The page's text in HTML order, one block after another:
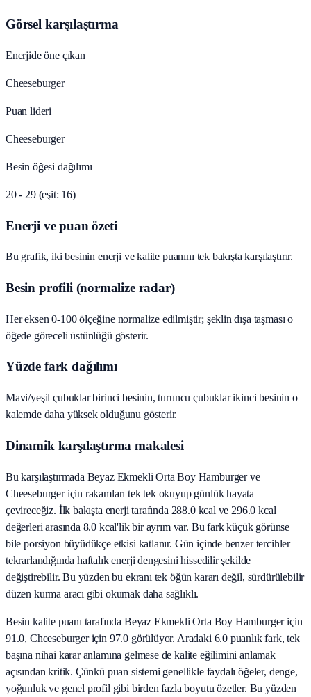
Görsel karşılaştırma
Enerjide öne çıkan
Cheeseburger
Puan lideri
Cheeseburger
Besin öğesi dağılımı
20 - 29 (eşit: 16)
Enerji ve puan özeti
Bu grafik, iki besinin enerji ve kalite puanını tek bakışta karşılaştırır.
Besin profili (normalize radar)
Her eksen 0-100 ölçeğine normalize edilmiştir; şeklin dışa taşması o
öğede göreceli üstünlüğü gösterir.
Yüzde fark dağılımı
Mavi/yeşil çubuklar birinci besinin, turuncu çubuklar ikinci besinin o
kalemde daha yüksek olduğunu gösterir.
Dinamik karşılaştırma makalesi
Bu karşılaştırmada Beyaz Ekmekli Orta Boy Hamburger ve
Cheeseburger için rakamları tek tek okuyup günlük hayata
çevireceğiz. İlk bakışta enerji tarafında 288.0 kcal ve 296.0 kcal
değerleri arasında 8.0 kcal'lik bir ayrım var. Bu fark küçük görünse
bile porsiyon büyüdükçe etkisi katlanır. Gün içinde benzer tercihler
tekrarlandığında haftalık enerji dengesini hissedilir şekilde
değiştirebilir. Bu yüzden bu ekranı tek öğün kararı değil, sürdürülebilir
düzen kurma aracı gibi okumak daha sağlıklı.
Besin kalite puanı tarafında Beyaz Ekmekli Orta Boy Hamburger için
91.0, Cheeseburger için 97.0 görülüyor. Aradaki 6.0 puanlık fark, tek
başına nihai karar anlamına gelmese de kalite eğilimini anlamak
açısından kritik. Çünkü puan sistemi genellikle faydalı öğeler, denge,
yoğunluk ve genel profil gibi birden fazla boyutu özetler. Bu yüzden